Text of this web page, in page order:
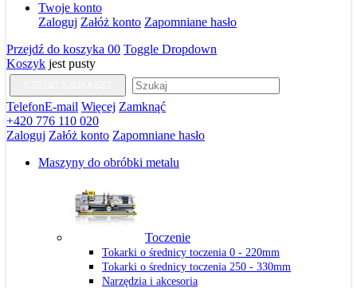
Twoje konto
Zaloguj Załóż konto Zapomniane hasło
Przejdź do koszyka 00 Toggle Dropdown
Koszyk jest pusty
TelefonE-mail Więcej Zamknąć
+420 776 110 020
Zaloguj Załóż konto Zapomniane hasło
Maszyny do obróbki metalu
Toczenie
Tokarki o średnicy toczenia 0 - 220mm
Tokarki o średnicy toczenia 250 - 330mm
Narzędzia i akcesoria